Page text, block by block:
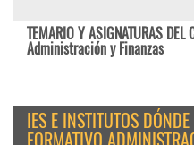
TEMARIO Y ASIGNATURAS
Administración y Finanzas
IES E INSTITUTOS